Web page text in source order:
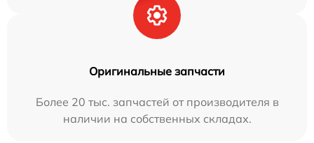
Оригинальные запчасти
Более 20 тыс. запчастей от производителя в
наличии на собственных складах.